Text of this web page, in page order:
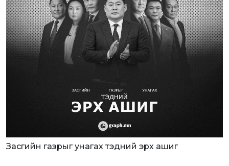
Засгийн газрыг унагах тэдний эрх ашиг